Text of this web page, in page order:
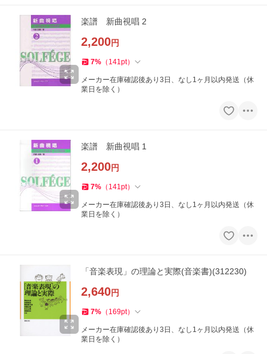
楽譜 新曲視唱 2
2,200円
7% （ 141pt）
メーカー在庫確認後あり3日、なし1ヶ月以内発送（休
業日を除く）
楽譜 新曲視唱 1
2,200円
7% （ 141pt）
メーカー在庫確認後あり3日、なし1ヶ月以内発送（休
業日を除く）
「音楽表現」の理論と実際(音楽書)(312230)
2,640円
7% （ 169pt）
メーカー在庫確認後あり3日、なし1ヶ月以内発送（休
業日を除く）